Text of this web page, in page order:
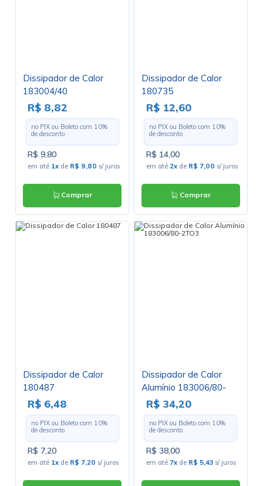
Dissipador de Calor
183004/40
R$ 8,82
no PIX ou Boleto com 10%
de desconto
R$ 9,80
em até 1x de R$ 9,80 s/ juros
Comprar
Dissipador de Calor
180735
R$ 12,60
no PIX ou Boleto com 10%
de desconto
R$ 14,00
em até 2x de R$ 7,00 s/ juros
Comprar
Dissipador de Calor
180487
R$ 6,48
no PIX ou Boleto com 10%
de desconto
R$ 7,20
em até 1x de R$ 7,20 s/ juros
Dissipador de Calor
Alumínio 183006/80-
2TO3
R$ 34,20
no PIX ou Boleto com 10%
de desconto
R$ 38,00
em até 7x de R$ 5,43 s/ juros